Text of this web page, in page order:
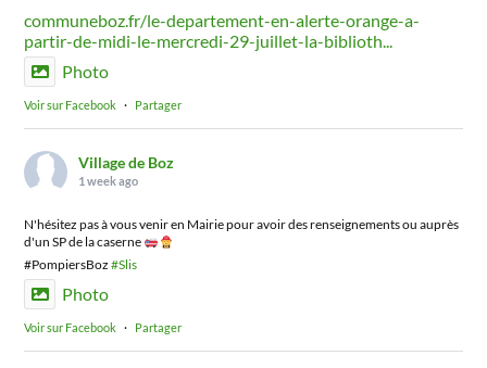
communeboz.fr/le-departement-en-alerte-orange-a-
partir-de-midi-le-mercredi-29-juillet-la-biblioth...
Photo
Voir sur Facebook · Partager
Village de Boz
1 week ago
N'hésitez pas à vous venir en Mairie pour avoir des renseignements ou auprès
d'un SP de la caserne
#PompiersBoz#Slis
Photo
Voir sur Facebook · Partager